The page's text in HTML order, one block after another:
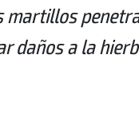
martillos
daños a la